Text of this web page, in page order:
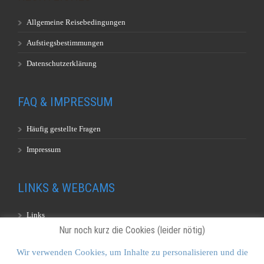
Allgemeine Reisebedingungen
Aufstiegsbestimmungen
Datenschutzerklärung
FAQ & IMPRESSUM
Häufig gestellte Fragen
Impressum
LINKS & WEBCAMS
Links
Nur noch kurz die Cookies (leider nötig)
Wir verwenden Cookies, um Inhalte zu personalisieren und die